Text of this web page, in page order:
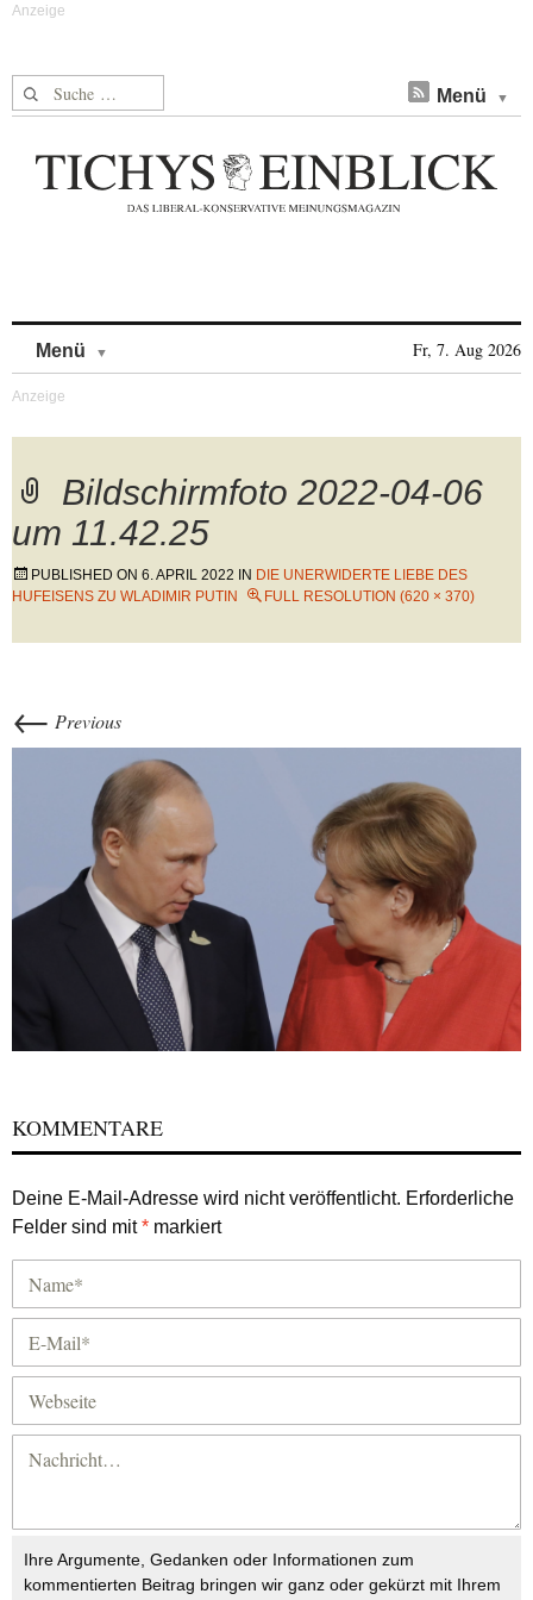
Suche nach: Menü
Menü Fr, 7. Aug 2026
Bildschirmfoto 2022-04-06
um 11.42.25
PUBLISHED ON 6. APRIL 2022 IN DIE UNERWIDERTE LIEBE DES
HUFEISENS ZU WLADIMIR PUTIN
FULL RESOLUTION (620 × 370)
← Previous
KOMMENTARE
Deine E-Mail-Adresse wird nicht veröffentlicht. Erforderliche
Felder sind mit* markiert
Ihre Argumente, Gedanken oder Informationen zum
kommentierten Beitrag bringen wir ganz oder gekürzt mit Ihrem